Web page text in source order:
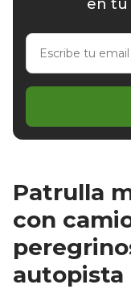
en tu
Escribe
email
Patrulla
con
autopista